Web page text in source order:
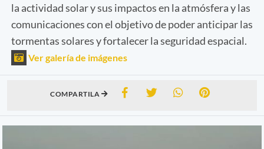
la actividad solar y sus impactos en la atmósfera y las
comunicaciones con el objetivo de poder anticipar las
tormentas solares y fortalecer la seguridad espacial.
Ver galería de imágenes
COMPARTILA